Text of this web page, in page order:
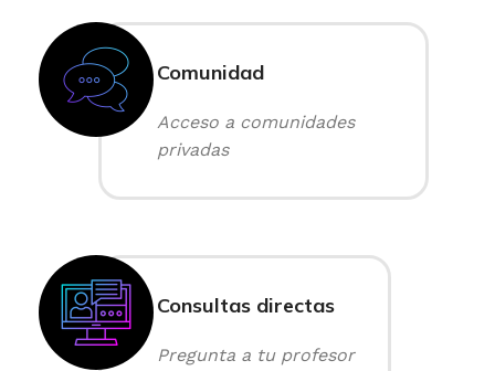
Comunidad
Acceso a comunidades
privadas
Consultas directas
Pregunta a tu profesor